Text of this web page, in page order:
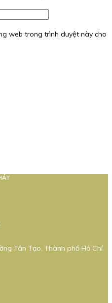
web trong trình duyệt này cho
Tân Tạo, Thành phố Hồ Chí